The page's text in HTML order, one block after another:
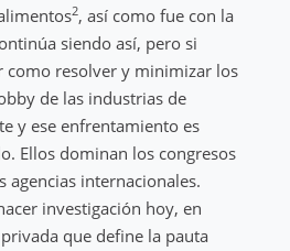
2, así como fue con la
siendo así, pero si
como resolver y minimizar los
de las industrias de
y ese enfrentamiento es
Ellos dominan los congresos
agencias internacionales.
investigación hoy, en
que define la pauta